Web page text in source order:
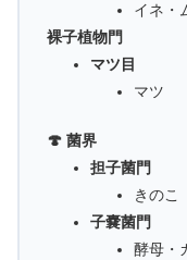
イネ・
裸子植物門
マツ目
マツ
🍄 菌界
担子菌門
きのこ
子嚢菌門
酵母・